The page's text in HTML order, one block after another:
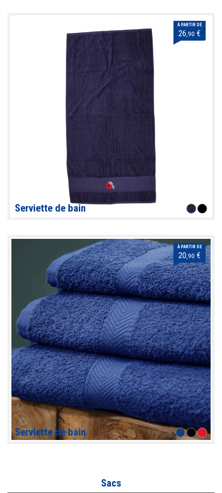
À PARTIR DE
26,90 €
Serviette de bain
À PARTIR DE
20,90 €
Serviette de bain
Sacs